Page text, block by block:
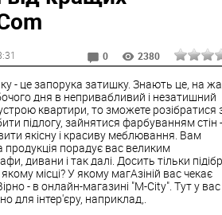
0 2380
- це запорука затишку. Знають це, на
дня в непривабливий і незатишний
квартири, то зможете розібратися
підлогу, зайнятися фарбуванням стін
якісну і красиву меблювання. Вам
порадує вас великим
дивани і так далі. Досить тільки
місці? У якому магАзіній вас чекає
- в онлайн-магазині "M-City". Тут у вас
для інтер'єру, наприклад,.